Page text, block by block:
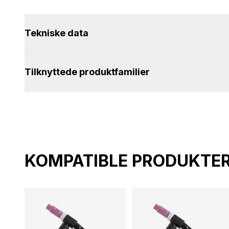
Tekniske data
Tilknyttede produktfamilier
KOMPATIBLE